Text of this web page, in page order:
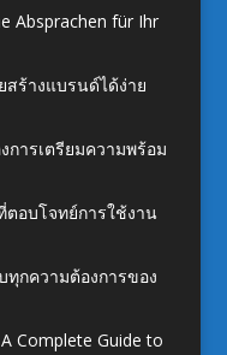
Absprachen für Ihr
สร้างแบรนด์ได้ง่าย
การเตรียมความพร้อม
อบโจทย์การใช้งาน
กความต้องการของ
Complete Guide to